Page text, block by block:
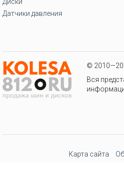
Датчики давления
©
Вся
Карта сайта